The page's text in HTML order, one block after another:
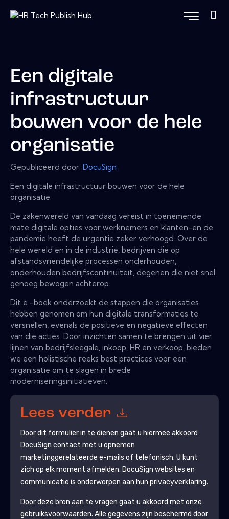
Een digitale
infrastructuur
bouwen voor de hele
organisatie
Gepubliceerd door: DocuSign
Een digitale infrastructuur bouwen voor de hele
organisatie
De zakenwereld van vandaag vereist in toenemende
mate digitale opties voor werknemers en klanten-en de
pandemie heeft de urgentie zeker verhoogd. Over de
hele wereld en in de industrie, bedrijven die op
afstandsvriendelijke processen onderhouden,
onderhouden bedrijfscontinuïteit, degenen die niet snel
genoeg bewogen achterop.
Dit e -boek onderzoekt de stappen die organisaties
hebben genomen om hun digitale transformaties te
versnellen, evenals de positieve en negatieve effecten
van die acties. Door inzichten samen te brengen uit vier
lijnen van bedrijfsleegale, inkoop, HR en verkoop, bieden
we een holistische reeks best practices voor een
organisatie om te slagen in brede
moderniseringsinitiatieven.
Lees verder
Door dit formulier in te dienen gaat u hiermee akkoord
DocuSign contact met u opnemen
marketinggerelateerde e-mails of telefonisch. U kunt
zich op elk moment afmelden. DocuSign websites en
communicatie is onderworpen aan hun privacyverklaring.
Door deze bron aan te vragen gaat u akkoord met onze
gebruiksvoorwaarden. Alle gegevens zijn beschermd door